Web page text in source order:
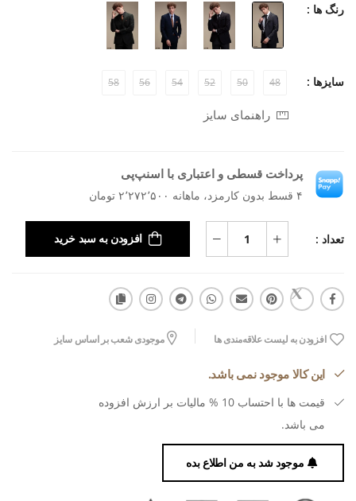
رنگ ها :
سایزها : 48
50
52
54
56
58
راهنمای سایز
پرداخت قسطی و اعتباری با اسنپ‌پی
۴ قسط بدون کارمزد، ماهانه ۲٬۲۷۲٬۵۰۰ تومان
تعداد : افزودن به سبد خرید
افزودن به لیست علاقه‌مندی ها موجودی شعب بر اساس سایز
این کالا موجود نمی باشد.
قیمت ها با احتساب 10 % مالیات بر ارزش افزوده
می باشد.
موجود شد به من اطلاع بده